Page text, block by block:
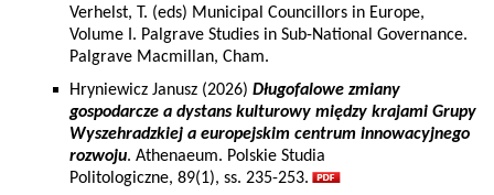
Verhelst, T. (eds) Municipal Councillors in Europe,
Volume I. Palgrave Studies in Sub-National Governance.
Palgrave Macmillan, Cham.
Hryniewicz Janusz (2026) Długofalowe zmiany
gospodarcze a dystans kulturowy między krajami Grupy
Wyszehradzkiej a europejskim centrum innowacyjnego
rozwoju. Athenaeum. Polskie Studia
Politologiczne, 89(1), ss. 235-253.